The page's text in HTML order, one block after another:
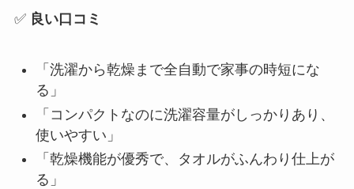
✅ 良い口コミ
「洗濯から乾燥まで全自動で家事の時短にな
る」
「コンパクトなのに洗濯容量がしっかりあり、
使いやすい」
「乾燥機能が優秀で、タオルがふんわり仕上が
る」